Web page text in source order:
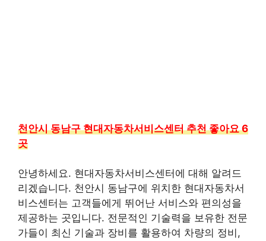
천안시 동남구 현대자동차서비스센터 추천 좋아요 6
곳
안녕하세요. 현대자동차서비스센터에 대해 알려드
리겠습니다. 천안시 동남구에 위치한 현대자동차서
비스센터는 고객들에게 뛰어난 서비스와 편의성을
제공하는 곳입니다. 전문적인 기술력을 보유한 전문
가들이 최신 기술과 장비를 활용하여 차량의 정비,